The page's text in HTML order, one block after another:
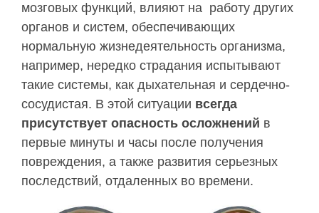
мозговых функций, влияют на работу других
органов и систем, обеспечивающих
нормальную жизнедеятельность организма,
например, нередко страдания испытывают
такие системы, как дыхательная и сердечно-
сосудистая. В этой ситуации всегда
присутствует опасность осложнений в
первые минуты и часы после получения
повреждения, а также развития серьезных
последствий, отдаленных во времени.